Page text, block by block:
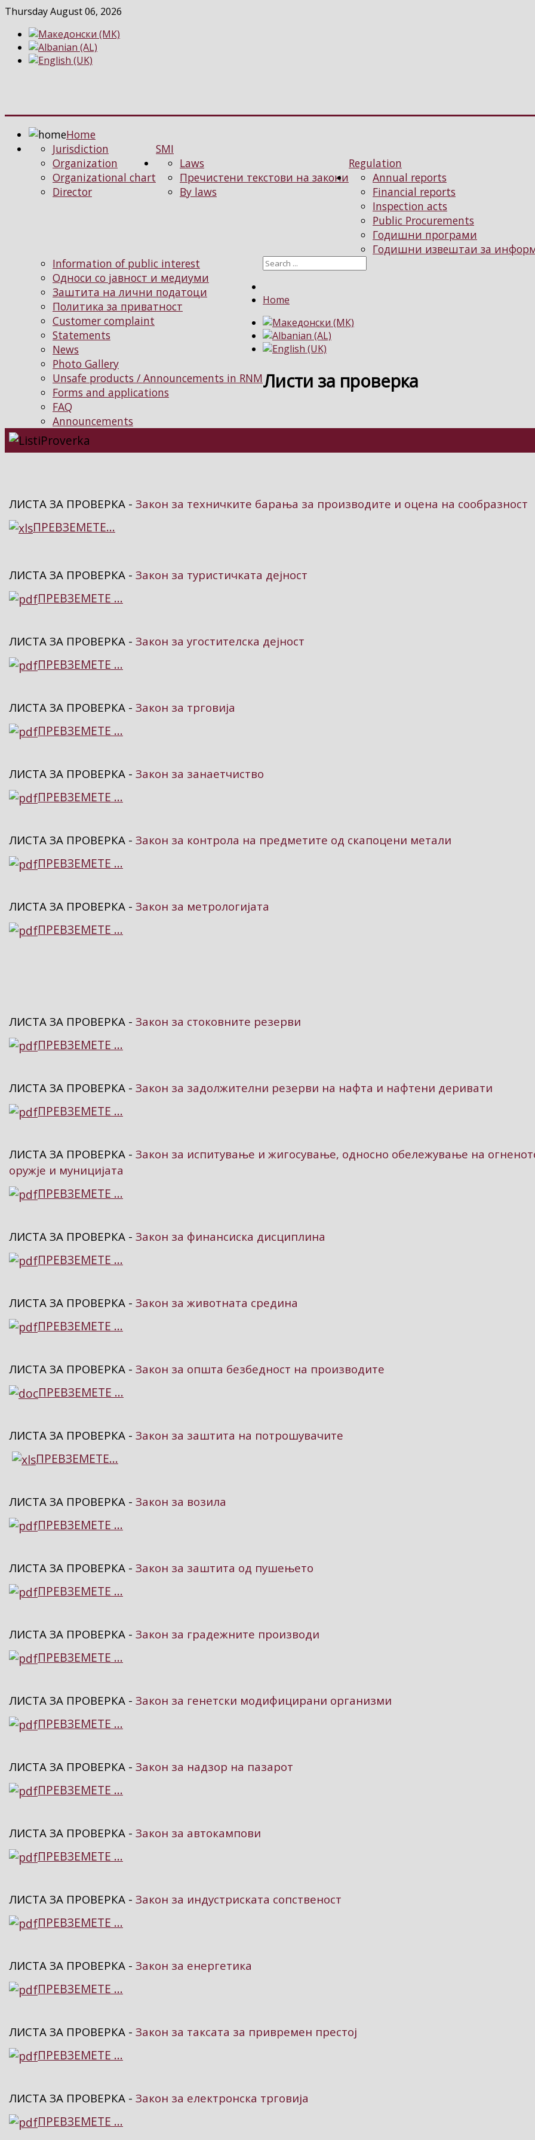
Thursday August 06, 2026
Home
SMI
Jurisdiction
Organization
Organizational chart
Director
Regulation
Laws
Пречистени текстови на закони
By laws
Annual reports
Financial reports
Inspection acts
Public Procurements
Годишни програми
Годишни извештаи за
Information of public interest
Односи со јавност и медиуми
Заштита на лични податоци
Политика за приватност
Customer complaint
Statements
News
Photo Gallery
Unsafe products / Announcements in RNM
Forms and applications
FAQ
Announcements
Home
Листи за проверка
ЛИСТА ЗА ПРОВЕРКА - Закон за техничките барања за производите и оцена на сообразност
ПРЕВЗЕМЕТЕ...
ЛИСТА ЗА ПРОВЕРКА - Закон за туристичката дејност
ПРЕВЗЕМЕТЕ ...
ЛИСТА ЗА ПРОВЕРКА - Закон за угостителска дејност
ПРЕВЗЕМЕТЕ ...
ЛИСТА ЗА ПРОВЕРКА - Закон за трговија
ПРЕВЗЕМЕТЕ ...
ЛИСТА ЗА ПРОВЕРКА - Закон за занаетчиство
ПРЕВЗЕМЕТЕ ...
ЛИСТА ЗА ПРОВЕРКА - Закон за контрола на предметите од скапоцени метали
ПРЕВЗЕМЕТЕ ...
ЛИСТА ЗА ПРОВЕРКА - Закон за метрологијата
ПРЕВЗЕМЕТЕ ...
ЛИСТА ЗА ПРОВЕРКА - Закон за стоковните резерви
ПРЕВЗЕМЕТЕ ...
ЛИСТА ЗА ПРОВЕРКА - Закон за задолжителни резерви на нафта и нафтени деривати
ПРЕВЗЕМЕТЕ ...
ЛИСТА ЗА ПРОВЕРКА - Закон за испитување и жигосување, односно обележување на
оружје и муницијата
ПРЕВЗЕМЕТЕ ...
ЛИСТА ЗА ПРОВЕРКА - Закон за финансиска дисциплина
ПРЕВЗЕМЕТЕ ...
ЛИСТА ЗА ПРОВЕРКА - Закон за животната средина
ПРЕВЗЕМЕТЕ ...
ЛИСТА ЗА ПРОВЕРКА - Закон за општа безбедност на производите
ПРЕВЗЕМЕТЕ ...
ЛИСТА ЗА ПРОВЕРКА - Закон за заштита на потрошувачите
ПРЕВЗЕМЕТЕ...
ЛИСТА ЗА ПРОВЕРКА - Закон за возила
ПРЕВЗЕМЕТЕ ...
ЛИСТА ЗА ПРОВЕРКА - Закон за заштита од пушењето
ПРЕВЗЕМЕТЕ ...
ЛИСТА ЗА ПРОВЕРКА - Закон за градежните производи
ПРЕВЗЕМЕТЕ ...
ЛИСТА ЗА ПРОВЕРКА - Закон за генетски модифицирани организми
ПРЕВЗЕМЕТЕ ...
ЛИСТА ЗА ПРОВЕРКА - Закон за надзор на пазарот
ПРЕВЗЕМЕТЕ ...
ЛИСТА ЗА ПРОВЕРКА - Закон за автокампови
ПРЕВЗЕМЕТЕ ...
ЛИСТА ЗА ПРОВЕРКА - Закон за индустриската сопственост
ПРЕВЗЕМЕТЕ ...
ЛИСТА ЗА ПРОВЕРКА - Закон за енергетика
ПРЕВЗЕМЕТЕ ...
ЛИСТА ЗА ПРОВЕРКА - Закон за таксата за привремен престој
ПРЕВЗЕМЕТЕ ...
ЛИСТА ЗА ПРОВЕРКА - Закон за електронска трговија
ПРЕВЗЕМЕТЕ ...